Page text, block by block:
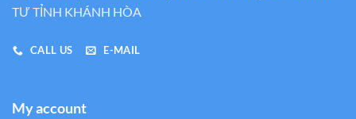
TƯ TỈNH KHÁNH HÒA
CALL US E-MAIL
My account